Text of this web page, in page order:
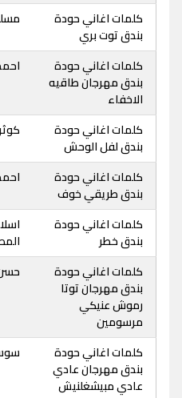
كلمات اغاني حودة
بندق توت بري
كلمات اغاني حودة
بندق مهرجان طاقيه
الاخفاء
كلمات اغاني حودة
بندق لفل الوحش
كلمات اغاني حودة
بندق طريقي خوف
كلمات اغاني حودة
بندق خطر
كلمات اغاني حودة
بندق مهرجان توتا
رموش عنيكي
مرسومين
كلمات اغاني حودة
بندق مهرجان عادي
عادي مبيشغلنيش